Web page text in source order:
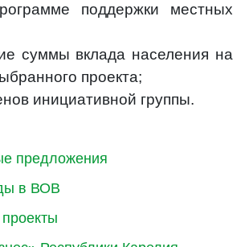
предложения
в ВОВ
поддержки местных
суммы вклада населения на
проекта;
инициативной группы.